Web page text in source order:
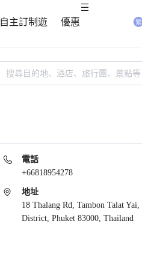
自主訂制遊 優惠
電話
+66818954278
地址
18 Thalang Rd, Tambon Talat Yai,
District, Phuket 83000, Thailand